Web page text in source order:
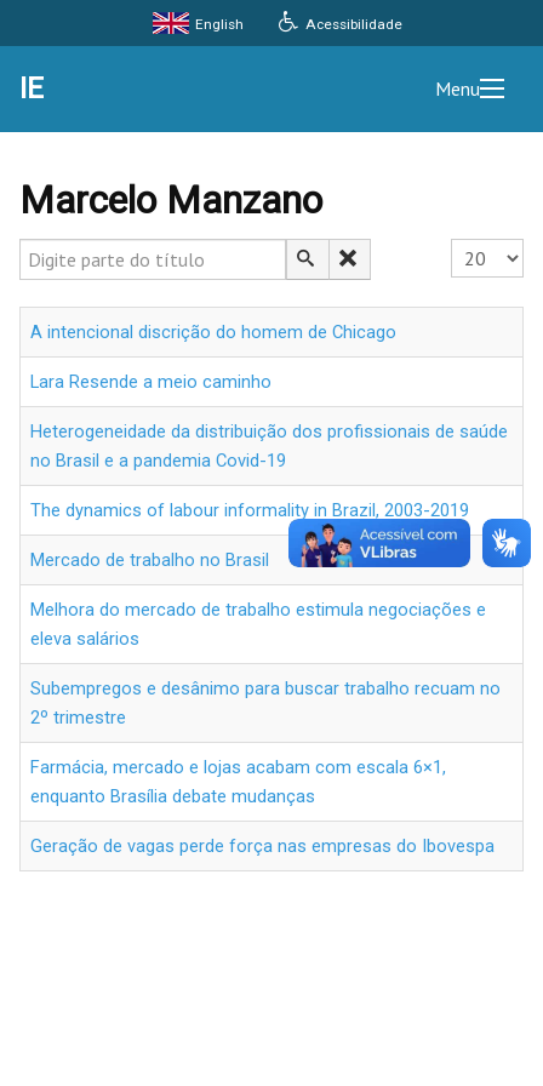
Acessibilidade
English
IE Menu
Marcelo Manzano
Digite parte do título Exibir #
A intencional discrição do homem de Chicago
Lara Resende a meio caminho
Heterogeneidade da distribuição dos profissionais de saúde
no Brasil e a pandemia Covid-19
The dynamics of labour informality in Brazil, 2003-2019
Mercado de trabalho no Brasil
Melhora do mercado de trabalho estimula negociações e
eleva salários
Subempregos e desânimo para buscar trabalho recuam no
2º trimestre
Farmácia, mercado e lojas acabam com escala 6×1,
enquanto Brasília debate mudanças
Geração de vagas perde força nas empresas do Ibovespa